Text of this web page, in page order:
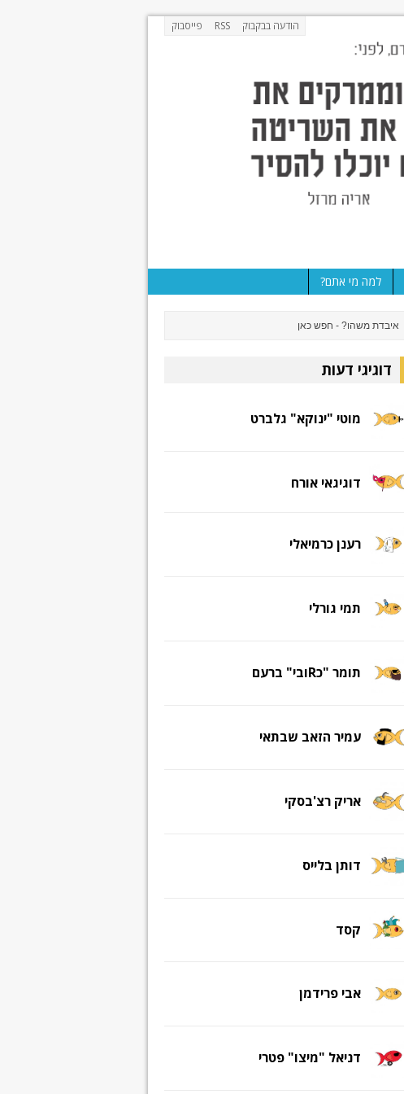
הודעה בבקבוק RSS פייסבוק
למה מי אתם?
דוגיגי דעות
מוטי "ינוקא" גלברט
דוגיגאי אורח
רענן כרמיאלי
תמי גורלי
תומר "כRובי" ברעם
עמיר הזאב שבתאי
אריק רצ'בסקי
דותן בלייס
קסד
אבי פרידמן
דניאל "מיצו" פטרי